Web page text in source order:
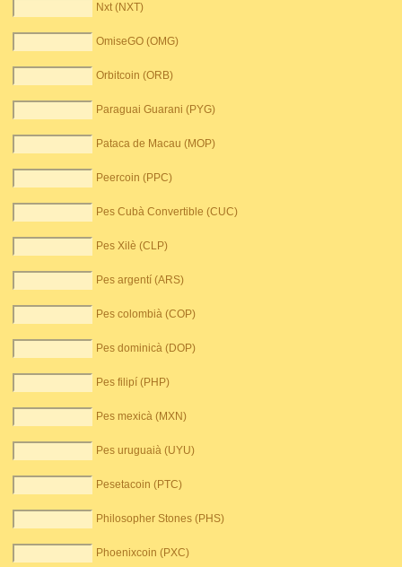
Nxt (NXT)
OmiseGO (OMG)
Orbitcoin (ORB)
Paraguai Guarani (PYG)
Pataca de Macau (MOP)
Peercoin (PPC)
Pes Cubà Convertible (CUC)
Pes Xilè (CLP)
Pes argentí (ARS)
Pes colombià (COP)
Pes dominicà (DOP)
Pes filipí (PHP)
Pes mexicà (MXN)
Pes uruguaià (UYU)
Pesetacoin (PTC)
Philosopher Stones (PHS)
Phoenixcoin (PXC)